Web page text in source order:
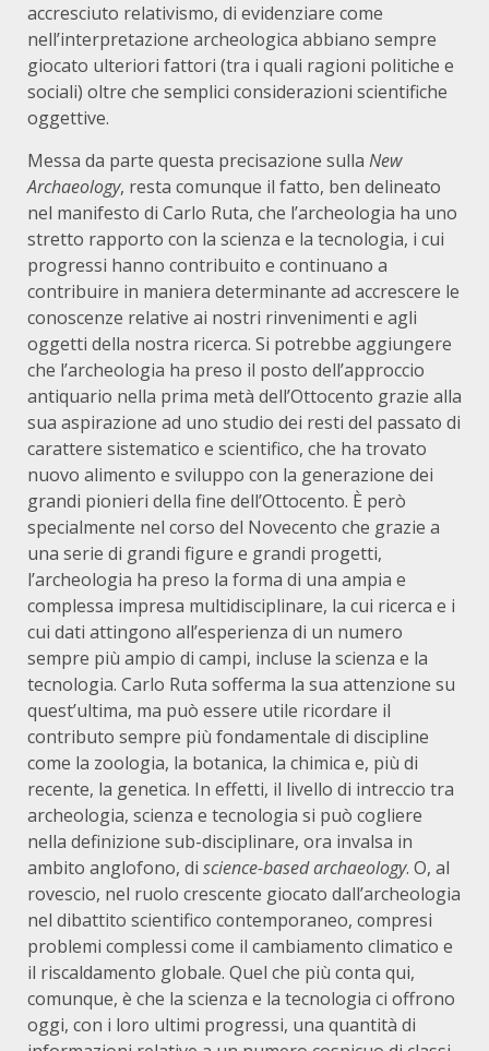
accresciuto relativismo, di evidenziare come
nell’interpretazione archeologica abbiano sempre
giocato ulteriori fattori (tra i quali ragioni politiche e
sociali) oltre che semplici considerazioni scientifiche
oggettive.
Messa da parte questa precisazione sulla New
Archaeology, resta comunque il fatto, ben delineato
nel manifesto di Carlo Ruta, che l’archeologia ha uno
stretto rapporto con la scienza e la tecnologia, i cui
progressi hanno contribuito e continuano a
contribuire in maniera determinante ad accrescere le
conoscenze relative ai nostri rinvenimenti e agli
oggetti della nostra ricerca. Si potrebbe aggiungere
che l’archeologia ha preso il posto dell’approccio
antiquario nella prima metà dell’Ottocento grazie alla
sua aspirazione ad uno studio dei resti del passato di
carattere sistematico e scientifico, che ha trovato
nuovo alimento e sviluppo con la generazione dei
grandi pionieri della fine dell’Ottocento. È però
specialmente nel corso del Novecento che grazie a
una serie di grandi figure e grandi progetti,
l’archeologia ha preso la forma di una ampia e
complessa impresa multidisciplinare, la cui ricerca e i
cui dati attingono all’esperienza di un numero
sempre più ampio di campi, incluse la scienza e la
tecnologia. Carlo Ruta sofferma la sua attenzione su
quest’ultima, ma può essere utile ricordare il
contributo sempre più fondamentale di discipline
come la zoologia, la botanica, la chimica e, più di
recente, la genetica. In effetti, il livello di intreccio tra
archeologia, scienza e tecnologia si può cogliere
nella definizione sub-disciplinare, ora invalsa in
ambito anglofono, di science-based archaeology. O, al
rovescio, nel ruolo crescente giocato dall’archeologia
nel dibattito scientifico contemporaneo, compresi
problemi complessi come il cambiamento climatico e
il riscaldamento globale. Quel che più conta qui,
comunque, è che la scienza e la tecnologia ci offrono
oggi, con i loro ultimi progressi, una quantità di